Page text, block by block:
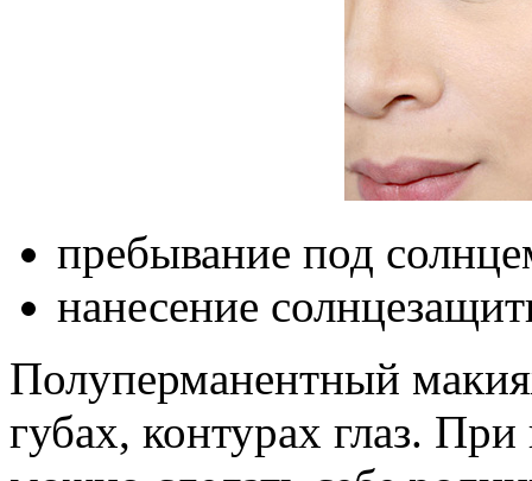
пребывание под
нанесение
Полуперманентный
губах, контурах глаз.